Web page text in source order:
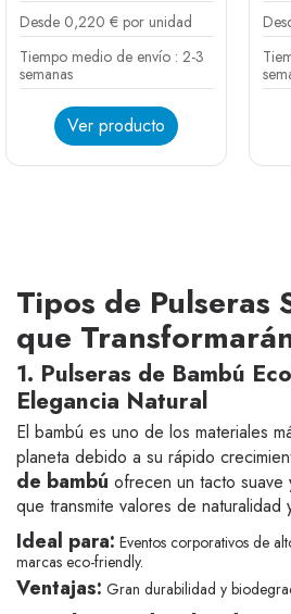
(1 nota)
Desde 0,220 € por unidad
Tiempo medio de envío : 2-3
semanas
Ver producto
Atar
Clásico
Piso
Bambú reutilizable
Bambú desechable
Tipos de Pulseras
que
1. Pulseras de Bambú
Elegancia Natural
El bambú es uno de los materiales
planeta debido a su rápido
de bambú ofrecen un tacto suave
que transmite valores de naturalidad
Ideal para: Eventos corporativos de
marcas eco-friendly.
Ventajas: Gran durabilidad y